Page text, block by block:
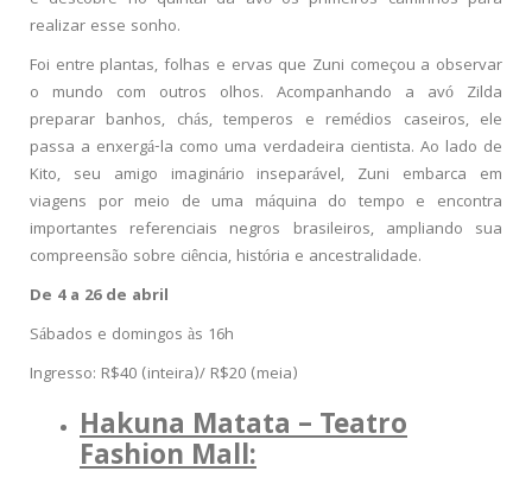
realizar esse sonho.
Foi entre plantas, folhas e ervas que Zuni começou a observar
o mundo com outros olhos. Acompanhando a avó Zilda
preparar banhos, chás, temperos e remédios caseiros, ele
passa a enxergá-la como uma verdadeira cientista. Ao lado de
Kito, seu amigo imaginário inseparável, Zuni embarca em
viagens por meio de uma máquina do tempo e encontra
importantes referenciais negros brasileiros, ampliando sua
compreensão sobre ciência, história e ancestralidade.
De 4 a 26 de abril
Sábados e domingos às 16h
Ingresso: R$40 (inteira)/ R$20 (meia)
Hakuna Matata – Teatro
Fashion Mall: